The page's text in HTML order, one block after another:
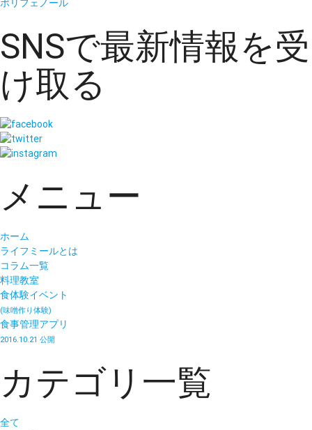
ポリフェノール
SNSで最新情報を受
け取る
メニュー
ホーム
ライフミールとは
コラム一覧
料理教室
食体験イベント
(味噌作り体験)
食事管理アプリ
2016.10.21 公開
カテゴリ一覧
全て